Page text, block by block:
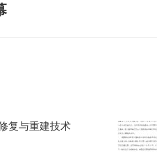
的
复与重建技术